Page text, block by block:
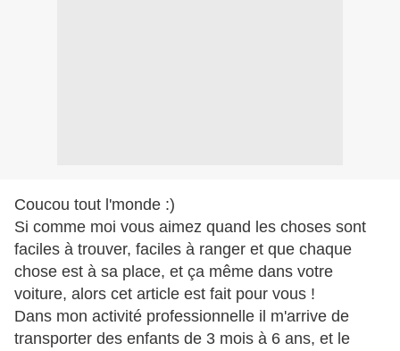
Coucou tout l'monde :)
Si comme moi vous aimez quand les choses sont
faciles à trouver, faciles à ranger et que chaque
chose est à sa place, et ça même dans votre
voiture, alors cet article est fait pour vous !
Dans mon activité professionnelle il m'arrive de
transporter des enfants de 3 mois à 6 ans, et le